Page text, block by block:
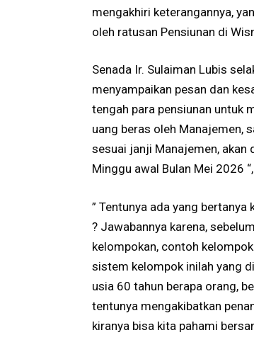
mengakhiri keterangannya,
oleh ratusan Pensiunan di
Senada Ir. Sulaiman Lubis
menyampaikan pesan dan
tengah para pensiunan untuk
uang beras oleh Manajemen,
sesuai janji Manajemen, akan
Minggu awal Bulan Mei 2026
” Tentunya ada yang
? Jawabannya karena,
kelompokan, contoh
sistem kelompok inilah yang
usia 60 tahun berapa orang,
tentunya mengakibatkan
kiranya bisa kita pahami